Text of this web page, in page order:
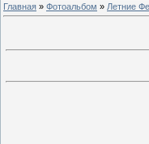
Главная » Фотоальбом » Летние